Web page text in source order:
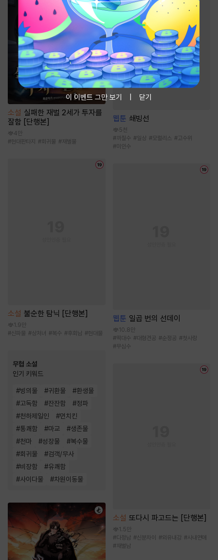
소설 실패한 재벌 2세가 투자를
잘함 [단행본]
4만
#현대판타지 #회귀물 # 재벌물
소설 불순한 탐닉 [단행본]
1.9만
#신파물 #상처녀 #복수 #후회남 #현대물
무협 소설
인기 키워드
#빙의물 #귀환물 #환생물
#고독함 #잔잔함 #정파
#천하제일인 #먼치킨
#통쾌함 #마교 #생존물
#천마 #성장물 #복수물
#회귀물 #검객/무사
#비장함 #유쾌함
#사이다물 #차원이동물
웹툰 쇄빙선
5천
#까칠수 #일상 #모럴리스 #고수위
#미인수
웹툰 일곱 번의 선데이
10.8만
#떡대수 #대형견공 #순정공 #첫사랑
#무심수
소설 또다시 파고드는 [단행본]
1.5만
#다정남 #신분차이 #외유내강 #사내연애
#재벌남
이 이벤트 그만 보기 닫기